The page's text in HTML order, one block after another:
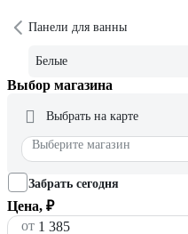
Панели для ванны
Белые
Выбор магазина
Выбрать на карте
Выберите магазин
Забрать сегодня
Цена, ₽
от